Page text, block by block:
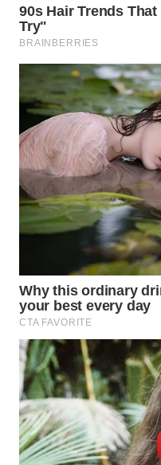
LABUANBAJO
WN
BORNEO
Wahana
Media
Group
WAHANA
NEWS
WAHANA
TANI
ADVOKAT
WAHANA
INFRASTRUKTUR
WAHANA